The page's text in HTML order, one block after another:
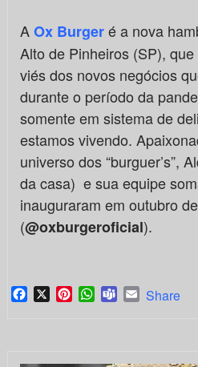
AOx Burgeré a nova
Alto de Pinheiros (SP),
viés dos novos negócios
durante o período da
somente em sistema de
estamos vivendo.
universo dos “burguer’s”,
da casa) e sua equipe
inauguraram em outubro
(@oxburgeroficial).
Facebook
X PinterestWhatsApp
TeamsEmail
Share